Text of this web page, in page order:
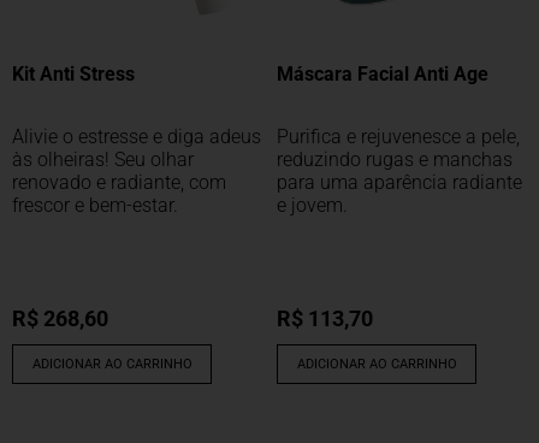
Kit Anti Stress
Alivie o estresse e diga adeus
às olheiras! Seu olhar
renovado e radiante, com
frescor e bem-estar.
R$ 268,60
ADICIONAR AO CARRINHO
Máscara Facial Anti Age
Purifica e rejuvenesce a pele,
reduzindo rugas e manchas
para uma aparência radiante
e jovem.
R$ 113,70
ADICIONAR AO CARRINHO